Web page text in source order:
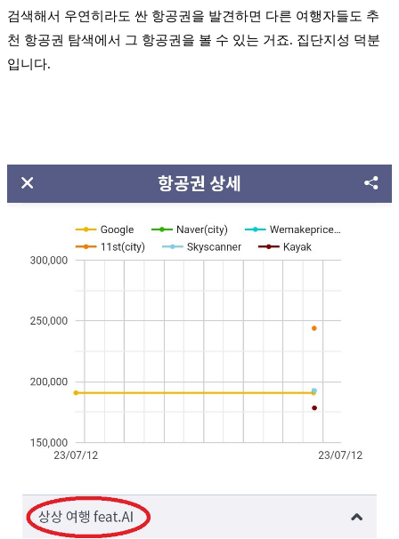
검색해서 우연히라도 싼 항공권을 발견하면 다른 여행자들도 추
천 항공권 탐색에서 그 항공권을 볼 수 있는 거죠. 집단지성 덕분
입니다.